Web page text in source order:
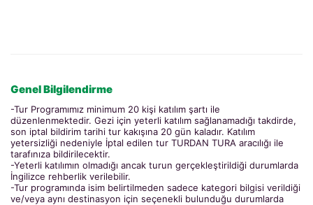
Genel Bilgilendirme
-Tur Programımız minimum 20 kişi katılım şartı ile
düzenlenmektedir. Gezi için yeterli katılım sağlanamadığı takdirde,
son iptal bildirim tarihi tur kakışına 20 gün kaladır. Katılım
yetersizliği nedeniyle İptal edilen tur TURDAN TURA aracılığı ile
tarafınıza bildirilecektir.
-Yeterli katılımın olmadığı ancak turun gerçekleştirildiği durumlarda
İngilizce rehberlik verilebilir.
-Tur programında isim belirtilmeden sadece kategori bilgisi verildiği
ve/veya aynı destinasyon için seçenekli bulunduğu durumlarda